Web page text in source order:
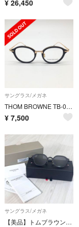
¥ 26,450
サングラス/メガネ
THOM BROWNE TB-011 49 ブラック ゴールド トムブラウン
¥ 7,500
サングラス/メガネ
【美品】トムブラウン フリップアップ サングラス 眼鏡 トリコロール 2way